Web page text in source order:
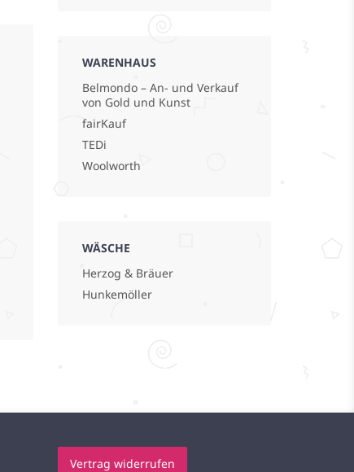
WARENHAUS
Belmondo – An- und Verkauf
von Gold und Kunst
fairKauf
TEDi
Woolworth
WÄSCHE
Herzog & Bräuer
Hunkemöller
Vertrag widerrufen